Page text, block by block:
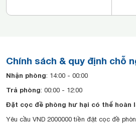
Chính sách & quy định chỗ
Nhận phòng: 14:00 - 00:00
Trả phòng: 00:00 - 12:00
Đặt cọc đề phòng hư hại có thể hoàn
Yêu cầu VND 2000000 tiền đặt cọc đề